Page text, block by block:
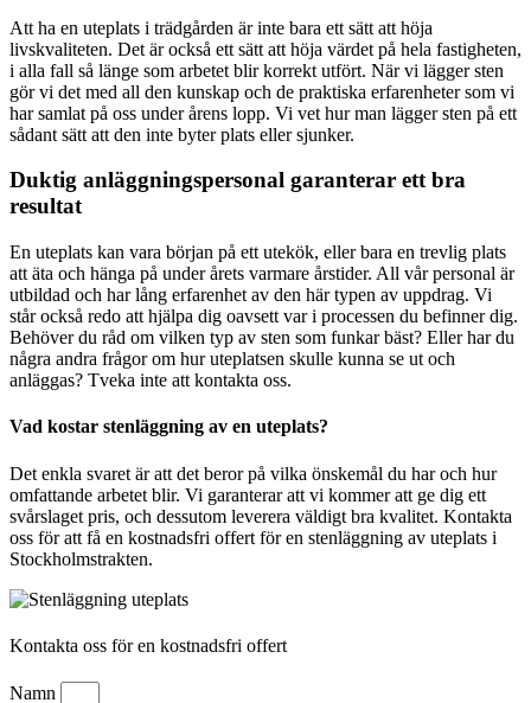
Att ha en uteplats i trädgården är inte bara ett sätt att höja
livskvaliteten. Det är också ett sätt att höja värdet på hela fastigheten,
i alla fall så länge som arbetet blir korrekt utfört. När vi lägger sten
gör vi det med all den kunskap och de praktiska erfarenheter som vi
har samlat på oss under årens lopp. Vi vet hur man lägger sten på ett
sådant sätt att den inte byter plats eller sjunker.
Duktig anläggningspersonal garanterar ett bra
resultat
En uteplats kan vara början på ett utekök, eller bara en trevlig plats
att äta och hänga på under årets varmare årstider. All vår personal är
utbildad och har lång erfarenhet av den här typen av uppdrag. Vi
står också redo att hjälpa dig oavsett var i processen du befinner dig.
Behöver du råd om vilken typ av sten som funkar bäst? Eller har du
några andra frågor om hur uteplatsen skulle kunna se ut och
anläggas? Tveka inte att kontakta oss.
Vad kostar stenläggning av en uteplats?
Det enkla svaret är att det beror på vilka önskemål du har och hur
omfattande arbetet blir. Vi garanterar att vi kommer att ge dig ett
svårslaget pris, och dessutom leverera väldigt bra kvalitet. Kontakta
oss för att få en kostnadsfri offert för en stenläggning av uteplats i
Stockholmstrakten.
Kontakta oss för en kostnadsfri offert
Namn